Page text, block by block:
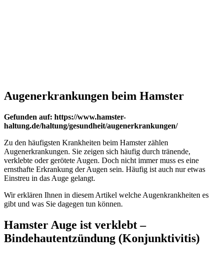
Augenerkrankungen beim Hamster
Gefunden auf: https://www.hamster-
haltung.de/haltung/gesundheit/augenerkrankungen/
Zu den häufigsten Krankheiten beim Hamster zählen
Augenerkrankungen. Sie zeigen sich häufig durch tränende,
verklebte oder gerötete Augen. Doch nicht immer muss es eine
ernsthafte Erkrankung der Augen sein. Häufig ist auch nur etwas
Einstreu in das Auge gelangt.
Wir erklären Ihnen in diesem Artikel welche Augenkrankheiten es
gibt und was Sie dagegen tun können.
Hamster Auge ist verklebt –
Bindehautentzündung (Konjunktivitis)